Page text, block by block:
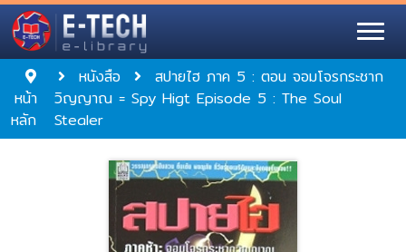
หน้า
หลัก
หนังสือ
สปายไฮ ภาค 5 : ตอน จอมโจรกระชาก
วิญญาณ = Spy Higt Episode 5 : The Soul
Stealer